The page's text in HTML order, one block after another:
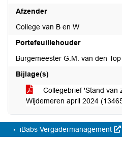
Afzender
College van B en W
Portefeuillehouder
Burgemeester G.M. van den Top
Bijlage(s)
Collegebrief 'Stand van
Wijdemeren april 2024
iBabs Vergadermanagement